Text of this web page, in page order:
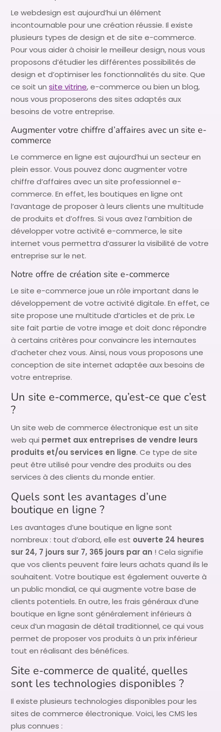
Le webdesign est aujourd’hui un élément
incontournable pour une création réussie. Il existe
plusieurs types de design et de site e-commerce.
Pour vous aider à choisir le meilleur design, nous vous
proposons d’étudier les différentes possibilités de
design et d’optimiser les fonctionnalités du site. Que
ce soit unsite vitrine, e-commerce ou bien un blog,
nous vous proposerons des sites adaptés aux
besoins de votre entreprise.
Augmenter votre chiffre d’affaires avec un site e-
commerce
Le commerce en ligne est aujourd’hui un secteur en
plein essor. Vous pouvez donc augmenter votre
chiffre d’affaires avec un site professionnel e-
commerce. En effet, les boutiques en ligne ont
l’avantage de proposer à leurs clients une multitude
de produits et d’offres. Si vous avez l’ambition de
développer votre activité e-commerce, le site
internet vous permettra d’assurer la visibilité de votre
entreprise sur le net.
Notre offre de création site e-commerce
Le site e-commerce joue un rôle important dans le
développement de votre activité digitale. En effet, ce
site propose une multitude d’articles et de prix. Le
site fait partie de votre image et doit donc répondre
à certains critères pour convaincre les internautes
d’acheter chez vous. Ainsi, nous vous proposons une
conception de site internet adaptée aux besoins de
votre entreprise.
Un site e-commerce, qu’est-ce que c’est
?
Un site web de commerce électronique est un site
web qui permet aux entreprises de vendre leurs
produits et/ou services en ligne. Ce type de site
peut être utilisé pour vendre des produits ou des
services à des clients du monde entier.
Quels sont les avantages d’une
boutique en ligne ?
Les avantages d’une boutique en ligne sont
nombreux : tout d’abord, elle est ouverte 24 heures
sur 24, 7 jours sur 7, 365 jours par an ! Cela signifie
que vos clients peuvent faire leurs achats quand ils le
souhaitent. Votre boutique est également ouverte à
un public mondial, ce qui augmente votre base de
clients potentiels. En outre, les frais généraux d’une
boutique en ligne sont généralement inférieurs à
ceux d’un magasin de détail traditionnel, ce qui vous
permet de proposer vos produits à un prix inférieur
tout en réalisant des bénéfices.
Site e-commerce de qualité, quelles
sont les technologies disponibles ?
Il existe plusieurs technologies disponibles pour les
sites de commerce électronique. Voici, les CMS les
plus connues :